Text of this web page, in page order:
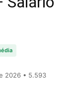
2026 • 5.593